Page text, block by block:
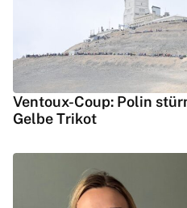
Ventoux-Coup: Polin
Gelbe Trikot